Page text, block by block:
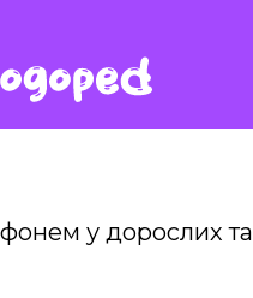
у дорослих та